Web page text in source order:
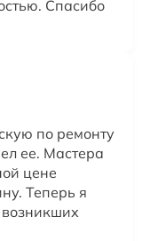
Спасибо
по ремонту
ее. Мастера
цене
Теперь я